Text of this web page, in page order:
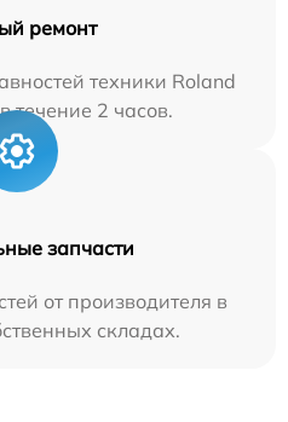
ремонт
техники Roland
течение 2 часов.
запчасти
от производителя в
складах.